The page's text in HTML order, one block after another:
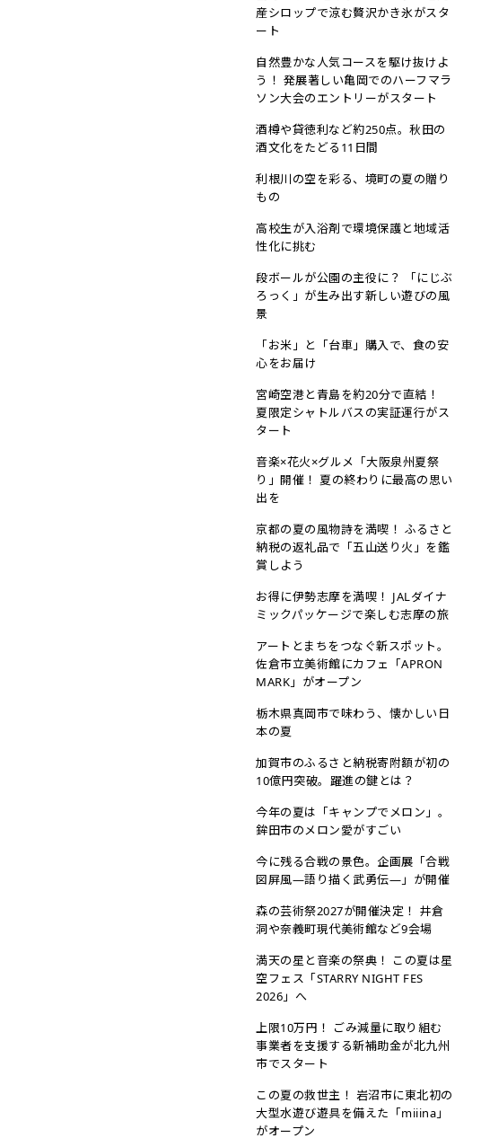
産シロップで涼む贅沢かき氷がスタ
ート
自然豊かな人気コースを駆け抜けよ
う！ 発展著しい亀岡でのハーフマラ
ソン大会のエントリーがスタート
酒樽や貸徳利など約250点。秋田の
酒文化をたどる11日間
利根川の空を彩る、境町の夏の贈り
もの
高校生が入浴剤で環境保護と地域活
性化に挑む
段ボールが公園の主役に？ 「にじぶ
ろっく」が生み出す新しい遊びの風
景
「お米」と「台車」購入で、食の安
心をお届け
宮崎空港と青島を約20分で直結！
夏限定シャトルバスの実証運行がス
タート
音楽×花火×グルメ「大阪泉州夏祭
り」開催！ 夏の終わりに最高の思い
出を
京都の夏の風物詩を満喫！ ふるさと
納税の返礼品で「五山送り火」を鑑
賞しよう
お得に伊勢志摩を満喫！ JALダイナ
ミックパッケージで楽しむ志摩の旅
アートとまちをつなぐ新スポット。
佐倉市立美術館にカフェ「APRON
MARK」がオープン
栃木県真岡市で味わう、懐かしい日
本の夏
加賀市のふるさと納税寄附額が初の
10億円突破。躍進の鍵とは？
今年の夏は「キャンプでメロン」。
鉾田市のメロン愛がすごい
今に残る合戦の景色。企画展「合戦
図屏風—語り描く武勇伝―」が開催
森の芸術祭2027が開催決定！ 井倉
洞や奈義町現代美術館など9会場
満天の星と音楽の祭典！ この夏は星
空フェス「STARRY NIGHT FES
2026」へ
上限10万円！ ごみ減量に取り組む
事業者を支援する新補助金が北九州
市でスタート
この夏の救世主！ 岩沼市に東北初の
大型水遊び遊具を備えた「miiina」
がオープン